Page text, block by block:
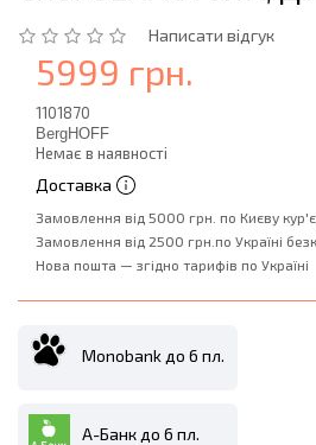
Написати відгук
5999 грн.
1101870
BergHOFF
Немає в наявності
Доставка
Замовлення від 5000 грн. по Києву
Замовлення від 2500 грн.по Україні
Нова пошта — згідно тарифів по Україні
Monobank до 6 пл.
А-Банк до 6 пл.